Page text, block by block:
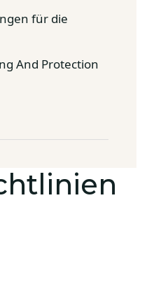
für die
And Protection